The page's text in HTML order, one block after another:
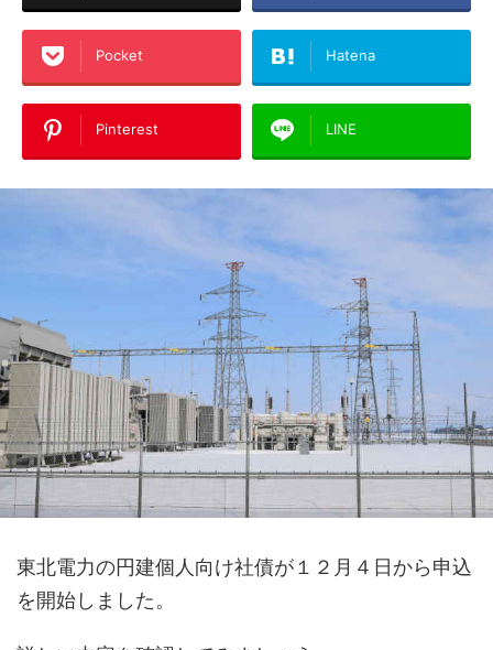
Pocket Hatena
Pinterest LINE
東北電力の円建個人向け社債が１２月４日から申込
を開始しました。